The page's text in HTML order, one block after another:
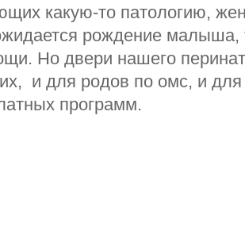
какую-то патологию,
рождение
Но двери нашего
и для родов по омс, и
программ.